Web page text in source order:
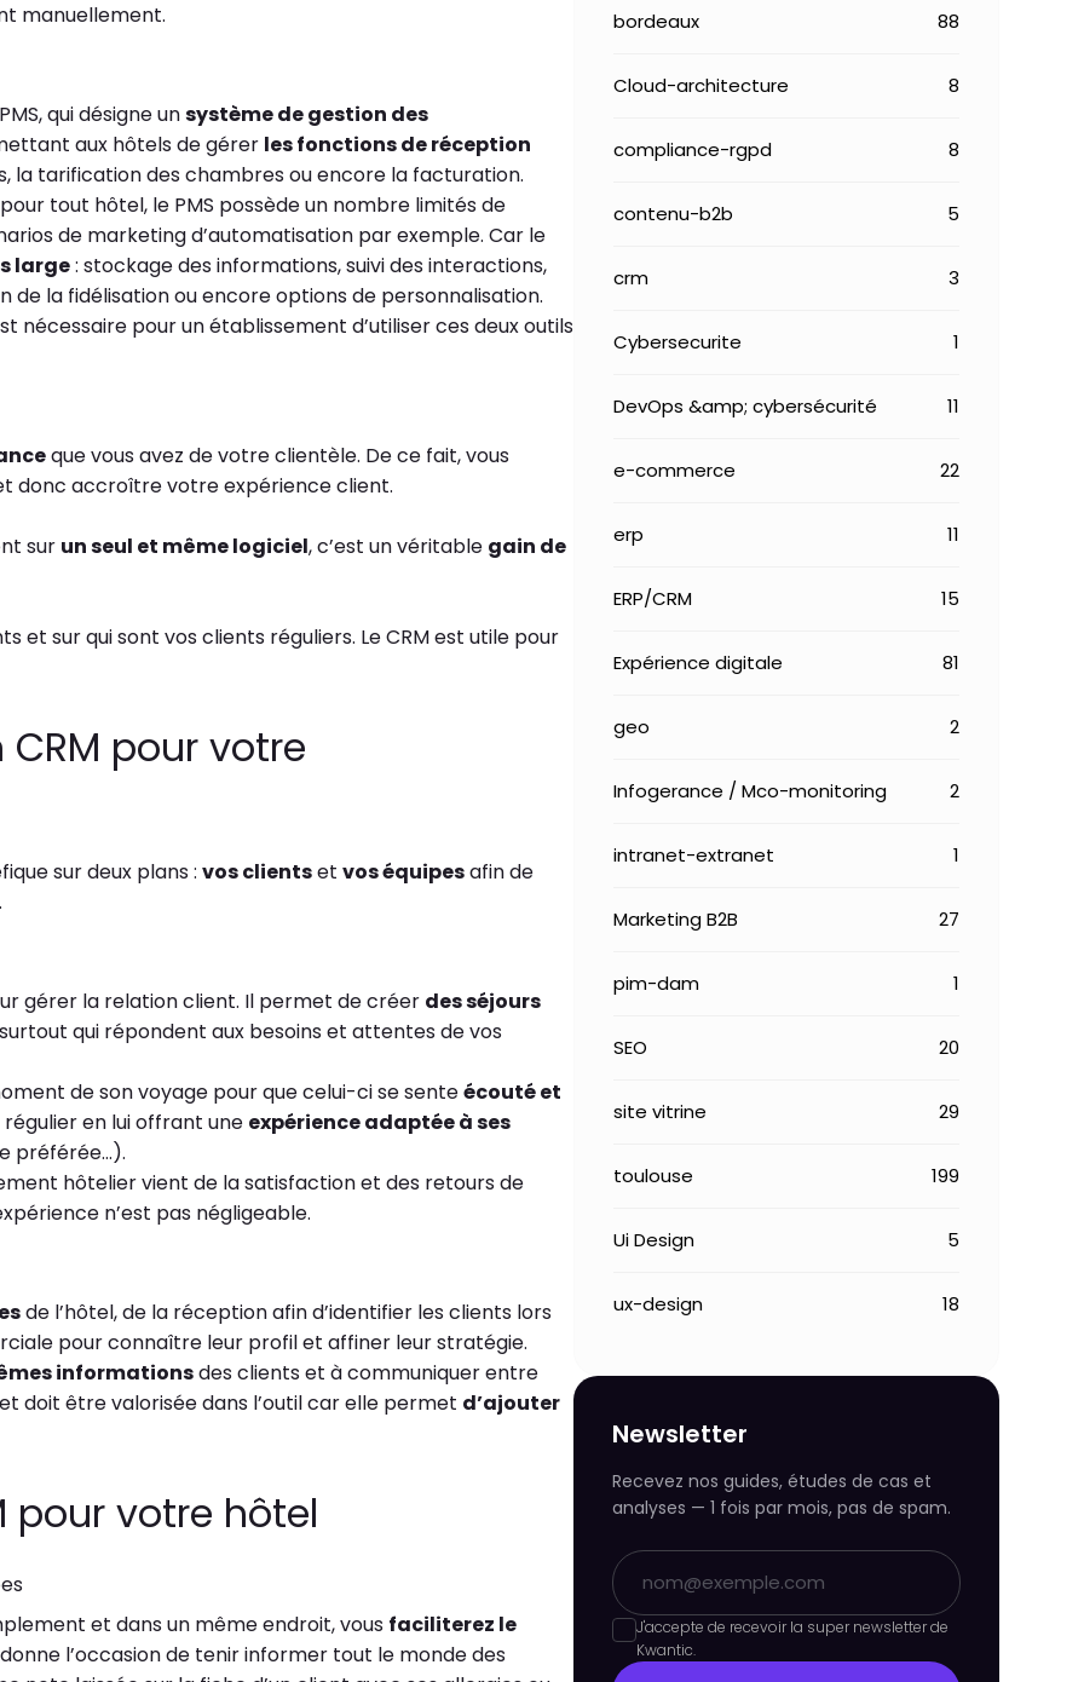
manuellement.
qui désigne unsystème de gestion des
aux hôtels de gérer les fonctions de réception
la tarification des chambres ou encore la facturation.
tout hôtel, le PMS possède un nombre limités de
de marketing d’automatisation par exemple. Car le
large: stockage des informations, suivi des interactions,
la fidélisation ou encore options de personnalisation.
nécessaire pour un établissement d’utiliser ces deux outils
que vous avez de votre clientèle. De ce fait, vous
donc accroître votre expérience client.
sur un seul et même logiciel, c’est un véritable gain de
et sur qui sont vos clients réguliers. Le CRM est utile pour
pour votre
sur deux plans : vos clientset vos équipesafin de
gérer la relation client. Il permet de créer des séjours
qui répondent aux besoins et attentes de vos
de son voyage pour que celui-ci se senteécouté et
régulier en lui offrant une expérience adaptée à ses
préférée…).
hôtelier vient de la satisfaction et des retours de
n’est pas négligeable.
de l’hôtel, de la réception afin d’identifier les clients lors
pour connaître leur profil et affiner leur stratégie.
informationsdes clients et à communiquer entre
doit être valorisée dans l’outil car elle permet d’ajouter
pour votre hôtel
et dans un même endroit, vous faciliterez le
l’occasion de tenir informer tout le monde des
bordeaux 88
Cloud-architecture 8
compliance-rgpd 8
contenu-b2b 5
crm 3
Cybersecurite 1
DevOps &amp; cybersécurité 11
e-commerce 22
erp 11
ERP/CRM 15
Expérience digitale 81
geo 2
Infogerance / Mco-monitoring 2
intranet-extranet 1
Marketing B2B 27
pim-dam 1
SEO 20
site vitrine 29
toulouse 199
Ui Design 5
ux-design 18
Newsletter
Recevez nos guides, études de cas et
analyses — 1 fois par mois, pas de spam.
J'accepte de recevoir la super newsletter de
Kwantic.